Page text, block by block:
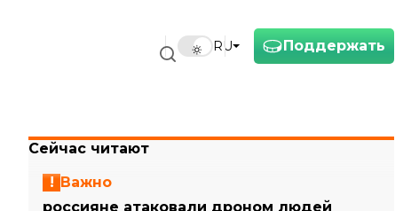
Поддержать
RU
Сейчас читают
Важно
россияне атаковали дроном людей